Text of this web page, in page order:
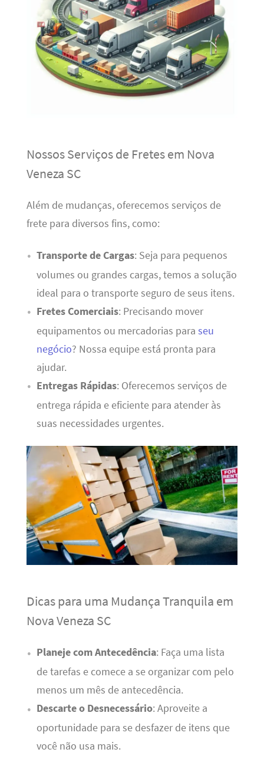
Nossos Serviços de Fretes em Nova
Veneza SC
Além de mudanças, oferecemos serviços de
frete para diversos fins, como:
Transporte de Cargas: Seja para pequenos
volumes ou grandes cargas, temos a solução
ideal para o transporte seguro de seus itens.
Fretes Comerciais: Precisando mover
equipamentos ou mercadorias para seu
negócio? Nossa equipe está pronta para
ajudar.
Entregas Rápidas: Oferecemos serviços de
entrega rápida e eficiente para atender às
suas necessidades urgentes.
Dicas para uma Mudança Tranquila em
Nova Veneza SC
Planeje com Antecedência: Faça uma lista
de tarefas e comece a se organizar com pelo
menos um mês de antecedência.
Descarte o Desnecessário: Aproveite a
oportunidade para se desfazer de itens que
você não usa mais.